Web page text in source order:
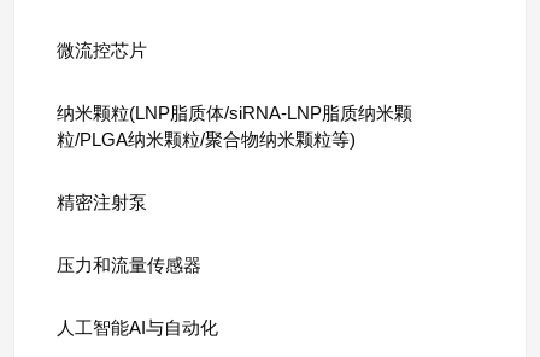
微流控芯片
纳米颗粒(LNP脂质体/siRNA-LNP脂质纳米颗
粒/PLGA纳米颗粒/聚合物纳米颗粒等)
精密注射泵
压力和流量传感器
人工智能AI与自动化